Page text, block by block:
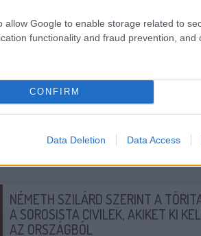
allow Google to enable storage related to
functionality and fraud prevention, and
CONFIRM
Data Deletion Data Access
EGYSZERŰ LETT VOLNA, ORBÁN
KIMONDANI, HOGY AZ ORSZÁG EGY
Fábián Tamás az Index újságírója
Orbán Viktort Bencsik “Pártélet-rovat”
kijelentéséről, miszerint aki aláírásával
DEMOKRÁCIA FIDESZ
ORBÁN VIKTOR
NÉMETH SZILÁRD SZERINT A
A SOROSISTA CIVILEK, AKIKET KI
AZ ORSZÁGBÓL